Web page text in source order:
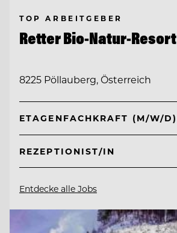
TOP ARBEITGEBER
Retter Bio-Natur-Resort
8225 Pöllauberg, Österreich
ETAGENFACHKRAFT (M/W/D)
REZEPTIONIST/IN
Entdecke alle Jobs